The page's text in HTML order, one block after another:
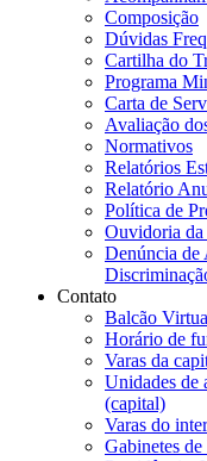
Composição
Dúvidas
Cartilha do
Programa
Carta de
Avaliação
Normativos
Relatórios
Relatório
Política de
Ouvidoria
Denúncia de
Contato
Balcão
Horário de
Varas da
Unidades de
(capital)
Varas do
Gabinetes